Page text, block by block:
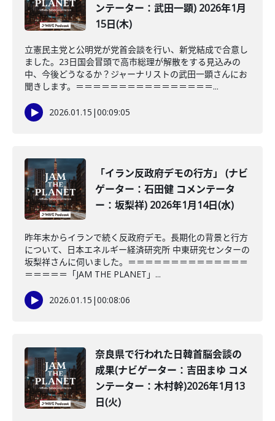
ンテーター：武田一顕) 2026年1月
15日(木)
立憲民主党と公明党が党首会談を行い、新党結成で合意し
ました。23日国会冒頭で高市総理が解散をする見込みの
中、今後どうなるか？ジャーナリストの武田一顕さんにお
聞きします。＝＝＝＝＝＝＝＝＝＝＝＝＝＝＝＝...
2026.01.15 |00:09:05
「イラン反政府デモの行方」 (ナビ
ゲーター：石田健 コメンテータ
ー：坂梨祥) 2026年1月14日(水)
昨年末からイランで続く反政府デモ。長期化の背景と行方
について、日本エネルギー経済研究所 中東研究センターの
坂梨祥さんに伺いました。＝＝＝＝＝＝＝＝＝＝＝＝＝＝
＝＝＝＝＝「JAM THE PLANET」...
2026.01.15 |00:08:06
奈良県で行われた日韓首脳会談の
成果(ナビゲーター：吉田まゆ コメ
ンテーター：木村幹)2026年1月13
日(火)